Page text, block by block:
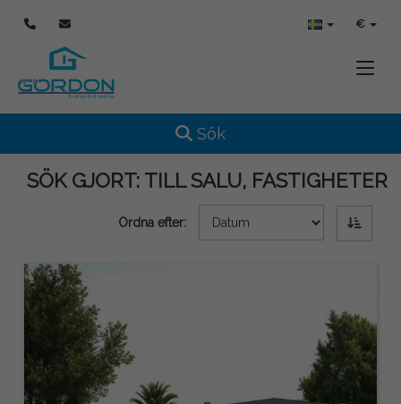
€
Toggle navigation
Sök
SÖK GJORT: TILL SALU, FASTIGHETER
Ordna efter: